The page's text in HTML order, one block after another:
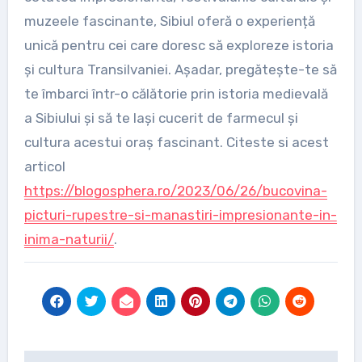
muzeele fascinante, Sibiul oferă o experiență
unică pentru cei care doresc să exploreze istoria
și cultura Transilvaniei. Așadar, pregătește-te să
te îmbarci într-o călătorie prin istoria medievală
a Sibiului și să te lași cucerit de farmecul și
cultura acestui oraș fascinant. Citeste si acest
articol
https://blogosphera.ro/2023/06/26/bucovina-
picturi-rupestre-si-manastiri-impresionante-in-
inima-naturii/.